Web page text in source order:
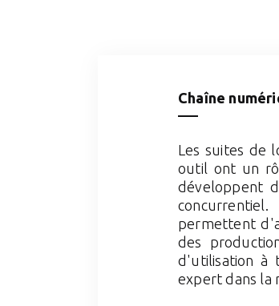
Chaîne
Les suites de
outil ont un
développent
permettent
des
d'utilisation à
expert dans la